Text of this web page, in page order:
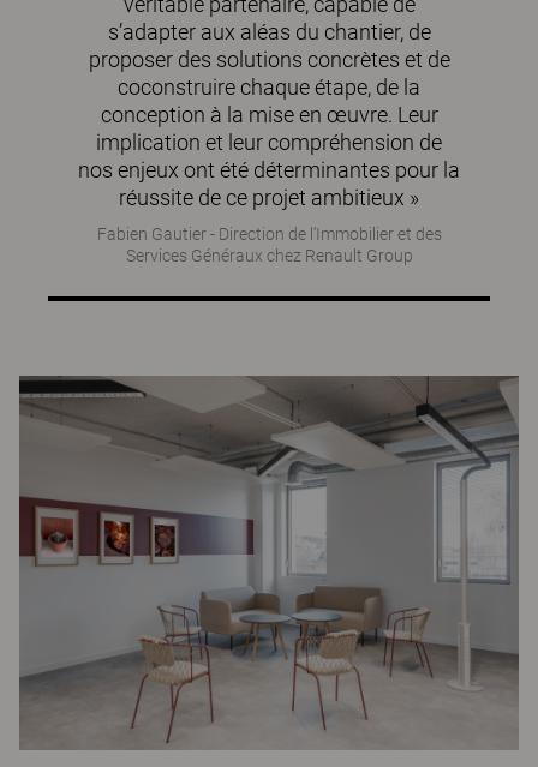
s’adapter aux aléas du chantier, de
proposer des solutions concrètes et de
coconstruire chaque étape, de la
conception à la mise en œuvre. Leur
implication et leur compréhension de
nos enjeux ont été déterminantes pour la
réussite de ce projet ambitieux »
Fabien Gautier - Direction de l’Immobilier et des
Services Généraux chez Renault Group